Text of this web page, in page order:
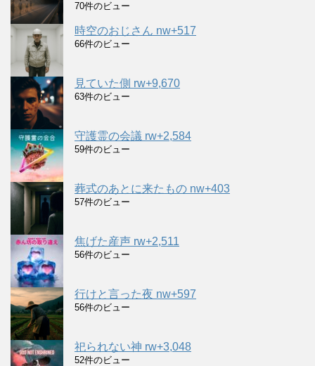
70件のビュー
時空のおじさん nw+517
66件のビュー
見ていた側 rw+9,670
63件のビュー
守護霊の会議 rw+2,584
59件のビュー
葬式のあとに来たもの nw+403
57件のビュー
焦げた産声 rw+2,511
56件のビュー
行けと言った夜 nw+597
56件のビュー
祀られない神 rw+3,048
52件のビュー